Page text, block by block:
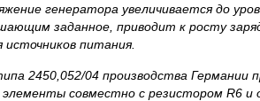
генератора увеличивается до
заданное, приводит к росту
питания.
2450,052/04 производства Германии
совместно с резистором R6 и